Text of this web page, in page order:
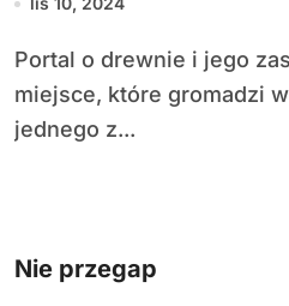
Portal o drewnie i jego zastosowaniach to
miejsce, które gromadzi
jednego z...
Nie przegap